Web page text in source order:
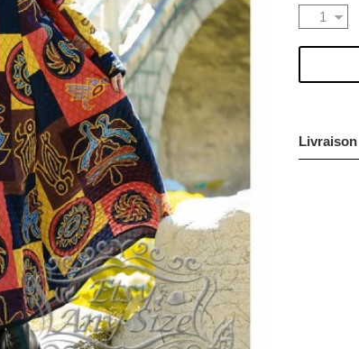
Livraison